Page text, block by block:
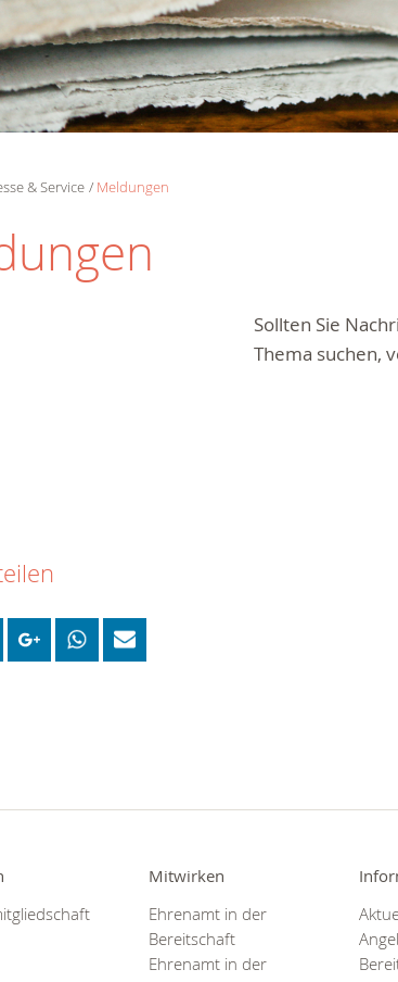
& Service Meldungen
Sollten Sie
Thema suchen,
Mitwirken
Ehrenamt in der
Bereitschaft
Ehrenamt in der